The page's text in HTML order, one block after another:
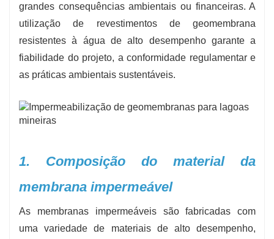
grandes consequências ambientais ou financeiras. A
utilização de revestimentos de geomembrana
resistentes à água de alto desempenho garante a
fiabilidade do projeto, a conformidade regulamentar e
as práticas ambientais sustentáveis.
1. Composição do material da
membrana impermeável
As membranas impermeáveis ​​são fabricadas com
uma variedade de materiais de alto desempenho,